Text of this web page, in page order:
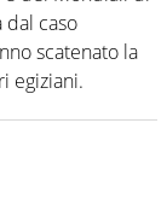
dal caso
scatenato la
egiziani.